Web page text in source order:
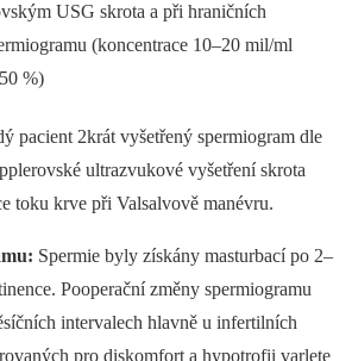
USG skrota a při hraničních
(koncentrace 10–20 mil/ml
%)
pacient 2krát vyšetřený spermiogram dle
ultrazvukové vyšet­ření skrota
toku krve při Valsalvově manévru.
Spermie byly získány masturbací po 2–
Pooperační změny spermiogramu
intervalech hlavně u infertilních
pro dis­kom­fort a hypotrofii varlete